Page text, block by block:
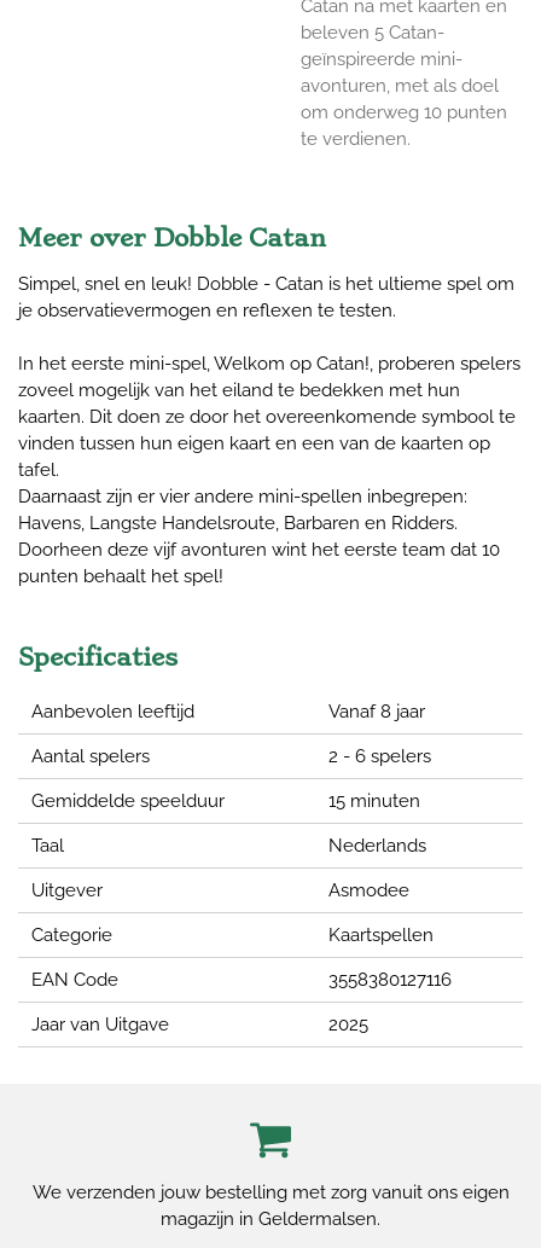
Catan na met kaarten en
beleven 5 Catan-
geïnspireerde mini-
avonturen, met als doel
om onderweg 10 punten
te verdienen.
Meer over Dobble Catan
Simpel, snel en leuk! Dobble - Catan is het ultieme spel om
je observatievermogen en reflexen te testen.
In het eerste mini-spel, Welkom op Catan!, proberen spelers
zoveel mogelijk van het eiland te bedekken met hun
kaarten. Dit doen ze door het overeenkomende symbool te
vinden tussen hun eigen kaart en een van de kaarten op
tafel.
Daarnaast zijn er vier andere mini-spellen inbegrepen:
Havens, Langste Handelsroute, Barbaren en Ridders.
Doorheen deze vijf avonturen wint het eerste team dat 10
punten behaalt het spel!
Specificaties
Aanbevolen leeftijd Vanaf 8 jaar
Aantal spelers 2 - 6 spelers
Gemiddelde speelduur 15 minuten
Taal Nederlands
Uitgever Asmodee
Categorie Kaartspellen
EAN Code 3558380127116
Jaar van Uitgave 2025
We verzenden jouw bestelling met zorg vanuit ons eigen
magazijn in Geldermalsen.